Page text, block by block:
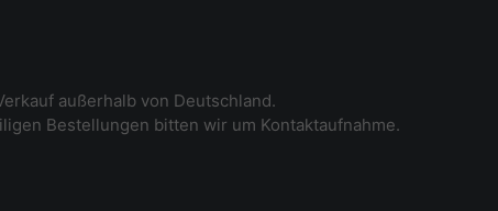
außerhalb von Deutschland.
Bestellungen bitten wir um Kontaktaufnahme.